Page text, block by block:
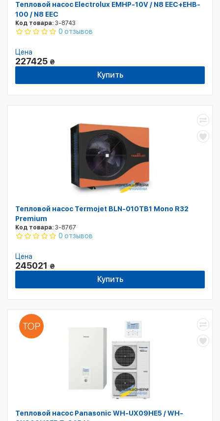
Тепловой насос Electrolux EMHP-10V / N8 EEC+EHB-
100 / N8 EEC
Код товара: 3-8743
0 отзывов
Цена
227425 ₴
Купить
Тепловой насос Termojet BLN-010TB1 Mono R32
Premium
Код товара: 3-8767
0 отзывов
Цена
245021 ₴
Купить
Тепловой насос Panasonic WH-UX09HE5 / WH-